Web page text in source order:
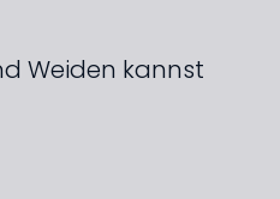
Weiden kannst